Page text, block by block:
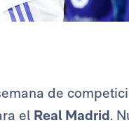
de
el Real Madrid.